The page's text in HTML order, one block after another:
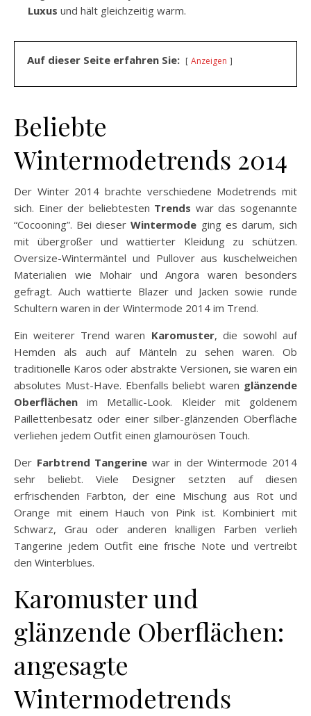
Luxus und hält gleichzeitig warm.
Auf dieser Seite erfahren Sie: Anzeigen
Beliebte
Wintermodetrends 2014
Der Winter 2014 brachte verschiedene Modetrends mit
sich. Einer der beliebtesten Trends war das sogenannte
“Cocooning”. Bei dieserWintermode ging es darum, sich
mit übergroßer und wattierter Kleidung zu schützen.
Oversize-Wintermäntel und Pullover aus kuschelweichen
Materialien wie Mohair und Angora waren besonders
gefragt. Auch wattierte Blazer und Jacken sowie runde
Schultern waren in der Wintermode 2014 im Trend.
Ein weiterer Trend waren Karomuster, die sowohl auf
Hemden als auch auf Mänteln zu sehen waren. Ob
traditionelle Karos oder abstrakte Versionen, sie waren ein
absolutes Must-Have. Ebenfalls beliebt waren glänzende
Oberflächen im Metallic-Look. Kleider mit goldenem
Paillettenbesatz oder einer silber-glänzenden Oberfläche
verliehen jedem Outfit einen glamourösen Touch.
Der Farbtrend Tangerine war in der Wintermode 2014
sehr beliebt. Viele Designer setzten auf diesen
erfrischenden Farbton, der eine Mischung aus Rot und
Orange mit einem Hauch von Pink ist. Kombiniert mit
Schwarz, Grau oder anderen knalligen Farben verlieh
Tangerine jedem Outfit eine frische Note und vertreibt
den Winterblues.
Karomuster und
glänzende Oberflächen:
angesagte
Wintermodetrends